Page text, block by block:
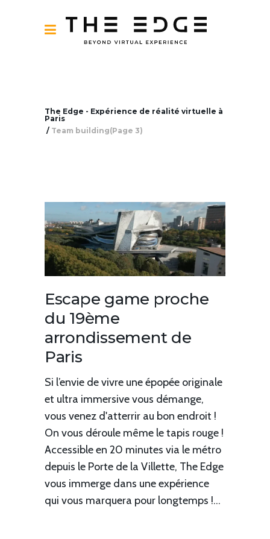
The Edge - Expérience de réalité virtuelle à
Paris
/ Team building(Page 3)
Escape game proche
du 19ème
arrondissement de
Paris
Si l’envie de vivre une épopée originale
et ultra immersive vous démange,
vous venez d'atterrir au bon endroit !
On vous déroule même le tapis rouge !
Accessible en 20 minutes via le métro
depuis le Porte de la Villette, The Edge
vous immerge dans une expérience
qui vous marquera pour longtemps !...